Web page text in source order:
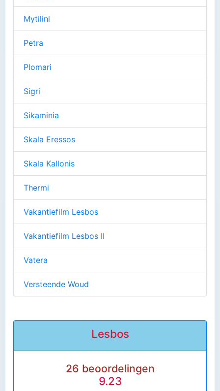
Mytilini
Petra
Plomari
Sigri
Sikaminia
Skala Eressos
Skala Kallonis
Thermi
Vakantiefilm Lesbos
Vakantiefilm Lesbos II
Vatera
Versteende Woud
Lesbos
26 beoordelingen
9.23